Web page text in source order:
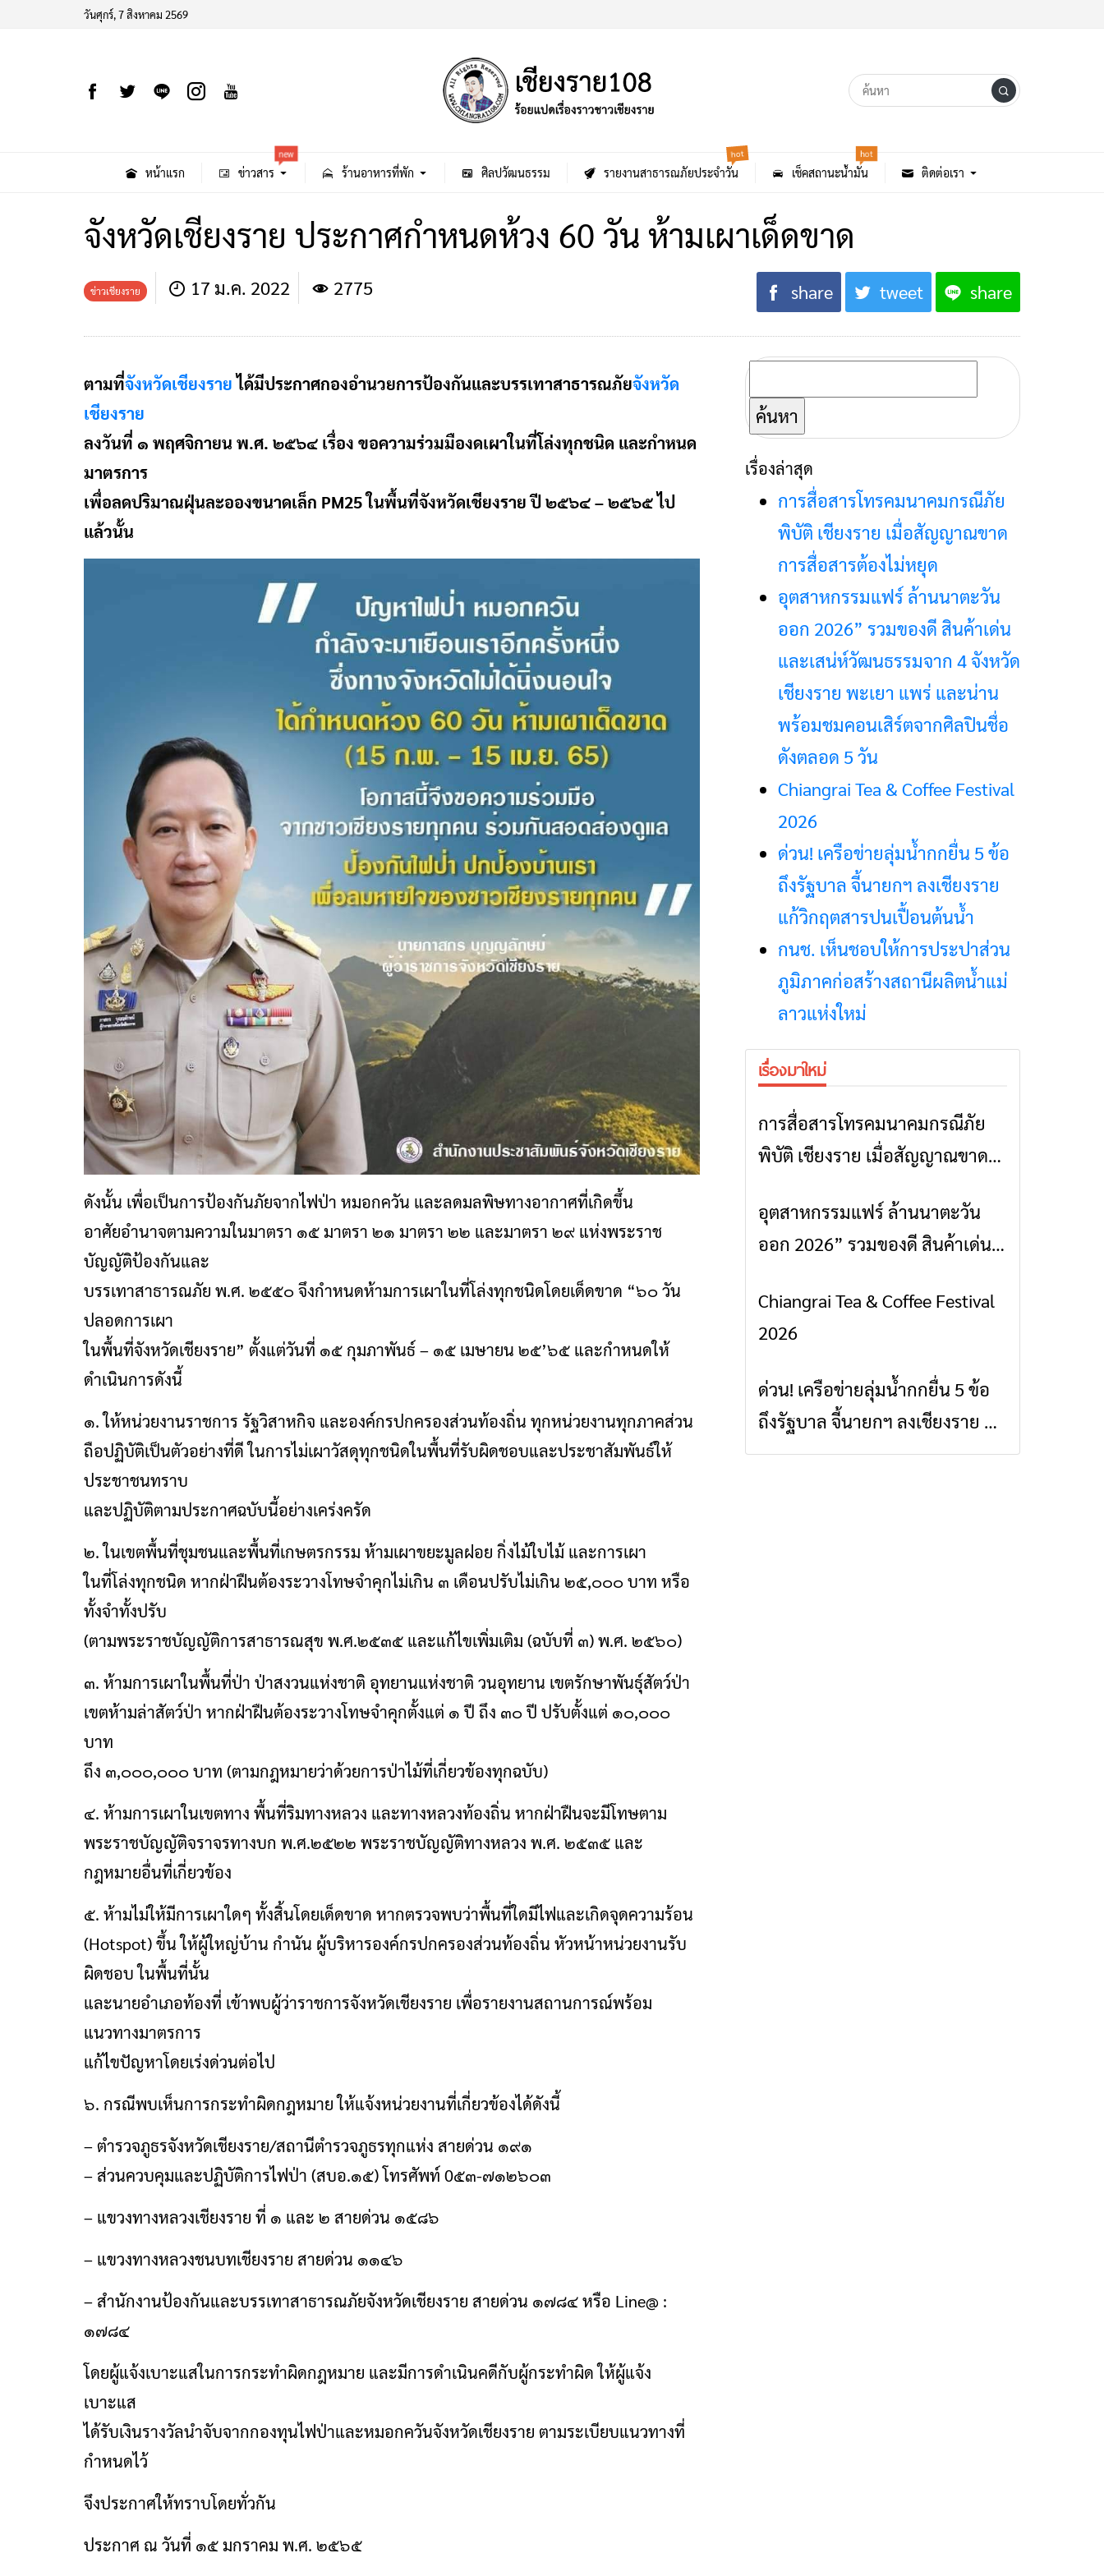
วันศุกร์, 7 สิงหาคม 2569
หน้าแรก ข่าวสาร
new
ร้านอาหารที่พัก ศิลปวัฒนธรรม รายงานสาธารณภัยประจำวัน
hot
เช็คสถานะน้ำมัน
hot
ติดต่อเรา
จังหวัดเชียงราย ประกาศกำหนดห้วง 60 วัน ห้ามเผาเด็ดขาด
ข่าวเชียงราย 17 ม.ค. 2022 2775 share tweet share
ตามที่จังหวัดเชียงรายได้มีประกาศกองอำนวยการป้องกันและบรรเทาสาธารณภัยจังหวัด
เชียงราย
ลงวันที่ ๑ พฤศจิกายน พ.ศ. ๒๕๖๔ เรื่อง ขอความร่วมมืองดเผาในที่โล่งทุกชนิด และกำหนด
มาตรการ
เพื่อลดปริมาณฝุ่นละอองขนาดเล็ก PM25 ในพื้นที่จังหวัดเชียงราย ปี ๒๕๖๔ – ๒๕๖๕ ไป
แล้วนั้น
ดังนั้น เพื่อเป็นการป้องกันภัยจากไฟป่า หมอกควัน และลดมลพิษทางอากาศที่เกิดขึ้น
อาศัยอำนาจตามความในมาตรา ๑๕ มาตรา ๒๑ มาตรา ๒๒ และมาตรา ๒๙ แห่งพระราช
บัญญัติป้องกันและ
บรรเทาสาธารณภัย พ.ศ. ๒๕๕๐ จึงกำหนดห้ามการเผาในที่โล่งทุกชนิดโดยเด็ดขาด “๖๐ วัน
ปลอดการเผา
ในพื้นที่จังหวัดเชียงราย” ตั้งแต่วันที่ ๑๕ กุมภาพันธ์ – ๑๕ เมษายน ๒๕’๖๕ และกำหนดให้
ดำเนินการดังนี้
๑. ให้หน่วยงานราชการ รัฐวิสาหกิจ และองค์กรปกครองส่วนท้องถิ่น ทุกหน่วยงานทุกภาคส่วน
ถือปฏิบัติเป็นตัวอย่างที่ดี ในการไม่เผาวัสดุทุกชนิดในพื้นที่รับผิดชอบและประชาสัมพันธ์ให้
ประชาชนทราบ
และปฏิบัติตามประกาศฉบับนี้อย่างเคร่งครัด
๒. ในเขตพื้นที่ชุมชนและพื้นที่เกษตรกรรม ห้ามเผาขยะมูลฝอย กิ่งไม้ใบไม้ และการเผา
ในที่โล่งทุกชนิด หากฝ่าฝืนต้องระวางโทษจำคุกไม่เกิน ๓ เดือนปรับไม่เกิน ๒๕,๐๐๐ บาท หรือ
ทั้งจำทั้งปรับ
(ตามพระราชบัญญัติการสาธารณสุข พ.ศ.๒๕๓๕ และแก้ไขเพิ่มเติม (ฉบับที่ ๓) พ.ศ. ๒๕๖๐)
๓. ห้ามการเผาในพื้นที่ป่า ป่าสงวนแห่งชาติ อุทยานแห่งชาติ วนอุทยาน เขตรักษาพันธุ์สัตว์ป่า
เขตห้ามล่าสัตว์ป่า หากฝ่าฝืนต้องระวางโทษจำคุกตั้งแต่ ๑ ปี ถึง ๓๐ ปี ปรับตั้งแต่ ๑๐,๐๐๐
บาท
ถึง ๓,๐๐๐,๐๐๐ บาท (ตามกฎหมายว่าด้วยการป่าไม้ที่เกี่ยวข้องทุกฉบับ)
๔. ห้ามการเผาในเขตทาง พื้นที่ริมทางหลวง และทางหลวงท้องถิ่น หากฝ่าฝืนจะมีโทษตาม
พระราชบัญญัติจราจรทางบก พ.ศ.๒๕๒๒ พระราชบัญญัติทางหลวง พ.ศ. ๒๕๓๕ และ
กฎหมายอื่นที่เกี่ยวข้อง
๕. ห้ามไม่ให้มีการเผาใดๆ ทั้งสิ้นโดยเด็ดขาด หากตรวจพบว่าพื้นที่ใดมีไฟและเกิดจุดความร้อน
(Hotspot) ขึ้น ให้ผู้ใหญ่บ้าน กำนัน ผู้บริหารองค์กรปกครองส่วนท้องถิ่น หัวหน้าหน่วยงานรับ
ผิดชอบ ในพื้นที่นั้น
และนายอำเภอท้องที่ เข้าพบผู้ว่าราชการจังหวัดเชียงราย เพื่อรายงานสถานการณ์พร้อม
แนวทางมาตรการ
แก้ไขปัญหาโดยเร่งด่วนต่อไป
๖. กรณีพบเห็นการกระทำผิดกฎหมาย ให้แจ้งหน่วยงานที่เกี่ยวข้องได้ดังนี้
– ตำรวจภูธรจังหวัดเชียงราย/สถานีตำรวจภูธรทุกแห่ง สายด่วน ๑๙๑
– ส่วนควบคุมและปฏิบัติการไฟป่า (สบอ.๑๕) โทรศัพท์ 0๕๓-๗๑๒๖๐๓
– แขวงทางหลวงเชียงราย ที่ ๑ และ ๒ สายด่วน ๑๕๘๖
– แขวงทางหลวงชนบทเชียงราย สายด่วน ๑๑๔๖
– สำนักงานป้องกันและบรรเทาสาธารณภัยจังหวัดเชียงราย สายด่วน ๑๗๘๔ หรือ Line@ :
๑๗๘๔
โดยผู้แจ้งเบาะแสในการกระทำผิดกฎหมาย และมีการดำเนินคดีกับผู้กระทำผิด ให้ผู้แจ้ง
เบาะแส
ได้รับเงินรางวัลนำจับจากกองทุนไฟป่าและหมอกควันจังหวัดเชียงราย ตามระเบียบแนวทางที่
กำหนดไว้
จึงประกาศให้ทราบโดยทั่วกัน
ประกาศ ณ วันที่ ๑๕ มกราคม พ.ศ. ๒๕๖๕
ค้นหา
สำหรับ:
เรื่องล่าสุด
การสื่อสารโทรคมนาคมกรณีภัย
พิบัติ เชียงราย เมื่อสัญญาณขาด
การสื่อสารต้องไม่หยุด
อุตสาหกรรมแฟร์ ล้านนาตะวัน
ออก 2026” รวมของดี สินค้าเด่น
และเสน่ห์วัฒนธรรมจาก 4 จังหวัด
เชียงราย พะเยา แพร่ และน่าน
พร้อมชมคอนเสิร์ตจากศิลปินชื่อ
ดังตลอด 5 วัน
Chiangrai Tea & Coffee Festival
2026
ด่วน! เครือข่ายลุ่มน้ำกกยื่น 5 ข้อ
ถึงรัฐบาล จี้นายกฯ ลงเชียงราย
แก้วิกฤตสารปนเปื้อนต้นน้ำ
กนช. เห็นชอบให้การประปาส่วน
ภูมิภาคก่อสร้างสถานีผลิตน้ำแม่
ลาวแห่งใหม่
เรื่องมาใหม่
ข่าวเชียงราย
การสื่อสารโทรคมนาคมกรณีภัย
พิบัติ เชียงราย เมื่อสัญญาณขาด
ข่าวเชียงราย
อุตสาหกรรมแฟร์ ล้านนาตะวัน
ออก 2026” รวมของดี สินค้าเด่น
เชียงราย พะเยา แพร่ และน่าน
พร้อมชมคอนเสิร์ตจากศิลปินชื่อ
ข่าวเชียงราย
Chiangrai Tea & Coffee Festival
2026
ข่าวเชียงราย
ด่วน! เครือข่ายลุ่มน้ำกกยื่น 5 ข้อ
ถึงรัฐบาล จี้นายกฯ ลงเชียงราย แก้
วิกฤตสารปนเปื้อนต้นน้ำ